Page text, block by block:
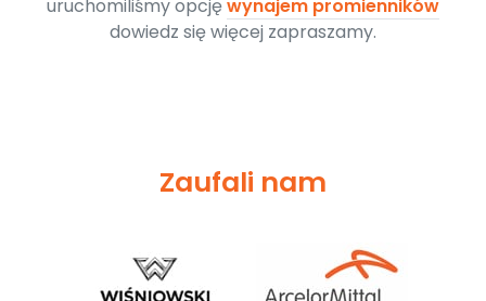
uruchomiliśmy opcjęwynajem promienników
dowiedz się więcej zapraszamy.
Zaufali nam